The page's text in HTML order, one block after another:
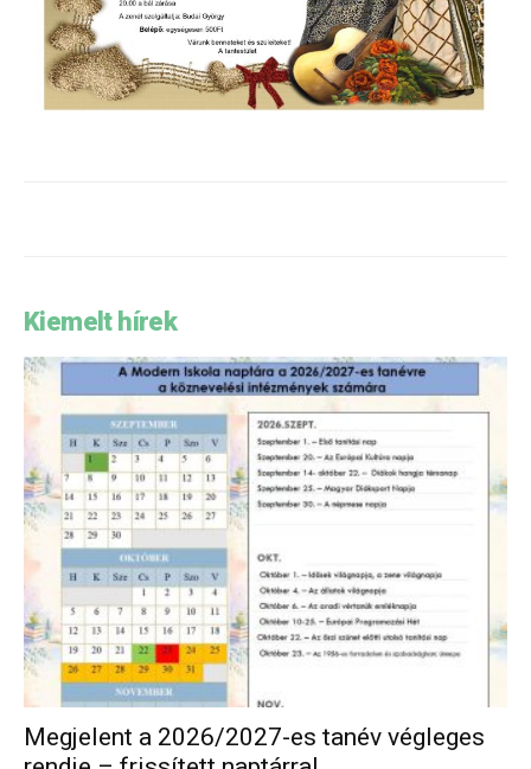
Kiemelt hírek
Megjelent a 2026/2027-es tanév végleges